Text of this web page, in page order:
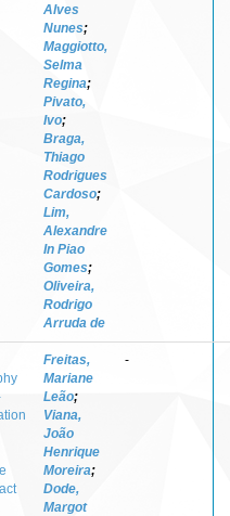
Alves
Nunes;
Maggiotto,
Selma
Regina;
Pivato,
Ivo;
Braga,
Thiago
Rodrigues
Cardoso;
Lim,
Alexandre
In Piao
Gomes;
Oliveira,
Rodrigo
Arruda de
Freitas,
Mariane
Leão;
Viana,
João
Henrique
Moreira;
Dode,
Margot
-